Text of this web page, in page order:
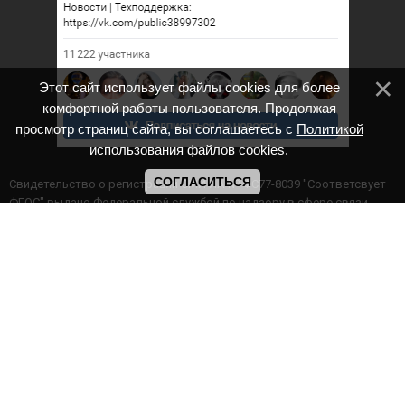
Cвидетельство о регистрации СМИ ИА № ФС77-8039 "Соответсвует
ФГОС" выдано Федеральной службой по надзору в сфере связи,
Этот сайт использует файлы cookies для более
комфортной работы пользователя. Продолжая
просмотр страниц сайта, вы соглашаетесь с Политикой
использования файлов cookies.
СОГЛАСИТЬСЯ